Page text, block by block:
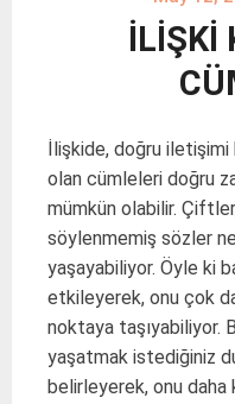
İLİŞKİ
İlişkide, doğru
olan cümleleri doğru
mümkün olabilir.
söylenmemiş sözler
yaşayabiliyor. Öyle ki
etkileyerek, onu çok
noktaya taşıyabiliyor.
yaşatmak istediğiniz
belirleyerek, onu daha